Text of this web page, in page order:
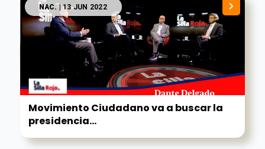
NAC.| 13 JUN 2022
Movimiento Ciudadano va a buscar la
presidencia...